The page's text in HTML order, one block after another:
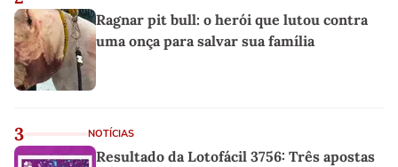
Ragnar pit bull: o herói que lutou contra
uma onça para salvar sua família
3 NOTÍCIAS
Resultado da Lotofácil 3756: Três apostas